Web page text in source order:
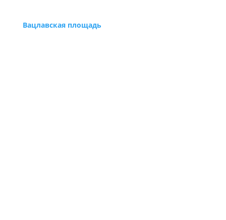
Вацлавская площадь